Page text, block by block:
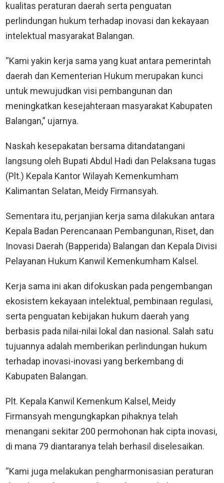
kualitas peraturan daerah serta penguatan
perlindungan hukum terhadap inovasi dan kekayaan
intelektual masyarakat Balangan.
“Kami yakin kerja sama yang kuat antara pemerintah
daerah dan Kementerian Hukum merupakan kunci
untuk mewujudkan visi pembangunan dan
meningkatkan kesejahteraan masyarakat Kabupaten
Balangan,” ujarnya.
Naskah kesepakatan bersama ditandatangani
langsung oleh Bupati Abdul Hadi dan Pelaksana tugas
(Plt.) Kepala Kantor Wilayah Kemenkumham
Kalimantan Selatan, Meidy Firmansyah.
Sementara itu, perjanjian kerja sama dilakukan antara
Kepala Badan Perencanaan Pembangunan, Riset, dan
Inovasi Daerah (Bapperida) Balangan dan Kepala Divisi
Pelayanan Hukum Kanwil Kemenkumham Kalsel.
Kerja sama ini akan difokuskan pada pengembangan
ekosistem kekayaan intelektual, pembinaan regulasi,
serta penguatan kebijakan hukum daerah yang
berbasis pada nilai-nilai lokal dan nasional. Salah satu
tujuannya adalah memberikan perlindungan hukum
terhadap inovasi-inovasi yang berkembang di
Kabupaten Balangan.
Plt. Kepala Kanwil Kemenkum Kalsel, Meidy
Firmansyah mengungkapkan pihaknya telah
menangani sekitar 200 permohonan hak cipta inovasi,
di mana 79 diantaranya telah berhasil diselesaikan.
“Kami juga melakukan pengharmonisasian peraturan